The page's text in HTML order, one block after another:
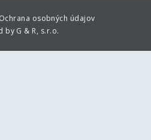
Ochrana osobných údajov
by G & R, s.r.o.